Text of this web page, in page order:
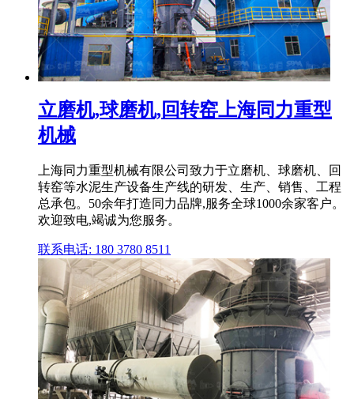
立磨机,球磨机,回转窑上海同力重型
机械
上海同力重型机械有限公司致力于立磨机、球磨机、回
转窑等水泥生产设备生产线的研发、生产、销售、工程
总承包。50余年打造同力品牌,服务全球1000余家客户。
欢迎致电,竭诚为您服务。
联系电话: 180 3780 8511